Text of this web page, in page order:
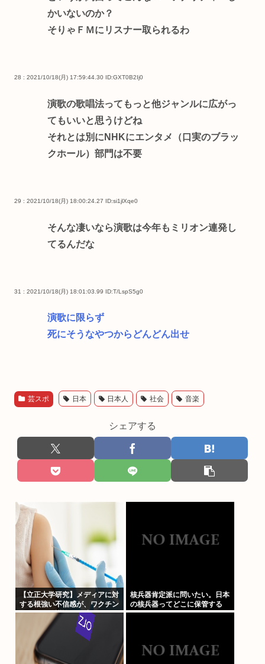
かいないのか？
そりゃＦＭにリスナー取られるわ
28 : 2021/10/18(月) 17:59:44.30 ID:GXT0B2Ij0
演歌の歌唱法ってもっと他ジャンルに広がっ
てもいいと思うけどね
それとは別にNHKにエンタメ（口実のブラッ
クホール）部門は不要
29 : 2021/10/18(月) 18:00:24.27 ID:si1jlXqe0
そんな凄いなら演歌は今年もミリオン連発し
てるんだな
31 : 2021/10/18(月) 18:01:03.99 ID:T/LspS5g0
演歌に限らず
死にそうなやつからどんどん出せ
芸スポ 日本 日本人 社会 音楽
シェアする
【立正大学研究】メディアに対
する根強い不信感が、ワクチン
に関する陰謀論の形成につなが
っている
核兵器肯定派に問いたい。日本
の核兵器ってどこに保管する
の？